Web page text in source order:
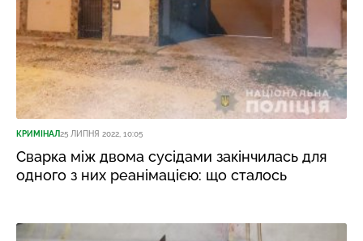
КРИМІНАЛ25 ЛИПНЯ 2022, 10:05
Сварка між двома сусідами закінчилась для
одного з них реанімацією: що сталось